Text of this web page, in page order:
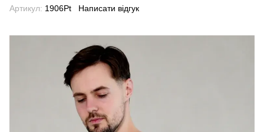
Артикул: 1906Pt Написати відгук